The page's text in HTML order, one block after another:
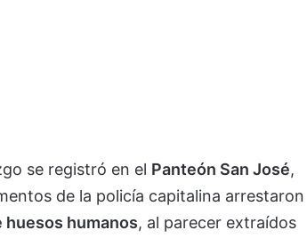
se registró en el Panteón San José,
de la policía capitalina arrestaron
humanos, al parecer extraídos